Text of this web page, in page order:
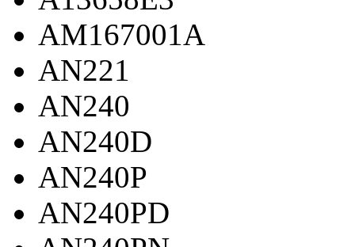
AM167001A
AN221
AN240
AN240D
AN240P
AN240PD